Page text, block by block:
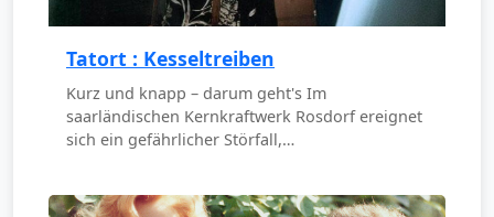
Tatort : Kesseltreiben
Kurz und knapp – darum geht's Im
saarländischen Kernkraftwerk Rosdorf ereignet
sich ein gefährlicher Störfall,…